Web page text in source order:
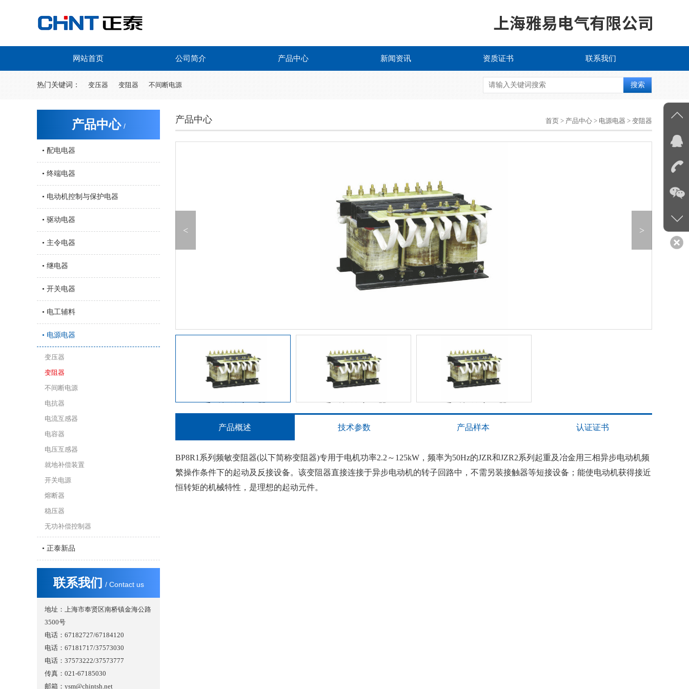
网站首页 公司简介 产品中心 新闻资讯 资质证书 联系我们
热门关键词： 变压器 变阻器 不间断电源 搜索
产品中心 /
• 配电电器
• 终端电器
• 电动机控制与保护电器
• 驱动电器
• 主令电器
• 继电器
• 开关电器
• 电工辅料
• 电源电器
变压器
变阻器
不间断电源
电抗器
电流互感器
电容器
电压互感器
就地补偿装置
开关电源
熔断器
稳压器
无功补偿控制器
• 正泰新品
联系我们 / Contact us
地址：上海市奉贤区南桥镇金海公路
3500号
电话：67182727/67184120
电话：67181717/37573030
电话：37573222/37573777
传真：021-67185030
邮箱：ysm@chintsh.net
产品中心 首页 > 产品中心 > 电源电器 > 变阻器
BP8R1系列频敏变阻器
>
<
产品概述 技术参数 产品样本 认证证书
BP8R1系列频敏变阻器(以下简称变阻器)专用于电机功率2.2～125kW，频率为50Hz的JZR和JZR2系列起重及冶金用三相异步电动机频
繁操作条件下的起动及反接设备。该变阻器直接连接于异步电动机的转子回路中，不需另装接触器等短接设备；能使电动机获得接近
恒转矩的机械特性，是理想的起动元件。